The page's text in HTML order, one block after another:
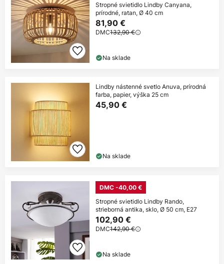
Stropné svietidlo Lindby Canyana,
prírodné, ratan, Ø 40 cm
81,90 €
DMC132,90 €
Na sklade
Lindby nástenné svetlo Anuva, prírodná
farba, papier, výška 25 cm
45,90 €
Na sklade
DMC -40,00 €
Stropné svietidlo Lindby Rando,
strieborná antika, sklo, Ø 50 cm, E27
102,90 €
DMC142,90 €
Na sklade